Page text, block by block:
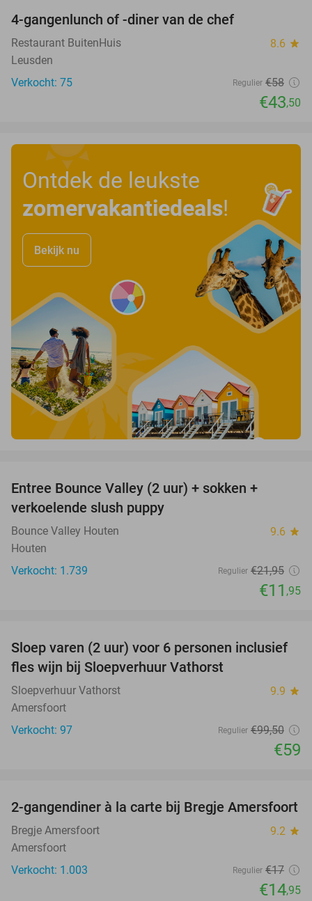
4-gangenlunch of -diner van de chef
Restaurant BuitenHuis 8.6 star
Leusden
Verkocht: 75
Regulier €58
€43,50
Ontdek de leukste
zomervakantiedeals!
Bekijk nu
Entree Bounce Valley (2 uur) + sokken +
verkoelende slush puppy
Bounce Valley Houten 9.6 star
Houten
Verkocht: 1.739
Regulier €21,95
€11 ,95
41%
Sloep varen (2 uur) voor 6 personen inclusief
fles wijn bij Sloepverhuur Vathorst
Sloepverhuur Vathorst 9.9 star
Amersfoort
Verkocht: 97
Regulier €99,50
€59
12%
2-gangendiner à la carte bij Bregje Amersfoort
Bregje Amersfoort 9.2 star
Amersfoort
Verkocht: 1.003
Regulier €17
€14,95